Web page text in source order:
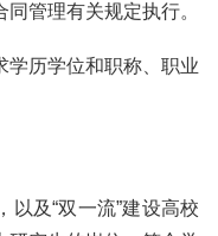
管理有关规定执行。
学历学位和职称、职业
以及“双一流”建设高校